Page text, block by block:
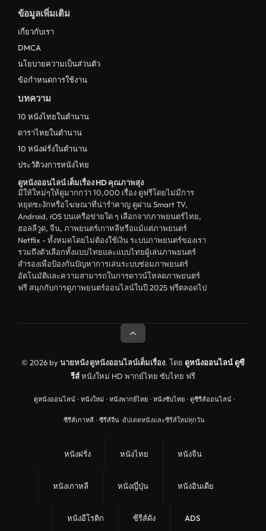
ดูหนังญี่ปุ่น Japan
ดูหนังชีวประวัติ Biography
ดูหนังเกาหลีใต้ South Korea
ระทึกขวัญ
ดูหนังจีน China
unknown
ดูหนังอีโรติก R18+ erotic
บู๊
หนังฝรั่ง
ดูหนังสารคดี Documentary
สยองขวัญ
ดูหนังอินเดีย India
ดูหนังจีนฮ่องกง Hong Kong
ดูหนังฝรั่งเศส France
ดูหนังฝรั่งแคนนาดา Canada
หนังรักโรแมนติก
อาชญากรรม
ดูหนังกีฬา Sport
ข้อมูลเพิ่มเติม
เกี่ยวกับเรา
DMCA
นโยบายความเป็นส่วนตัว
ข้อกำหนดการใช้งาน
บทความ
10 หนังไทยในตำนาน
ดาราไทยในตำนาน
10 หนังฝรั่งในตำนาน
ประวัติวงการหนังไทย
ดูหนังออนไลน์ เต็มเรื่อง HD คุณภาพสุง
มีให้ใหม่ๆให้ดูมากกว่า 10,000 เรื่อง ดูฟรีโดยไม่มีการ
หยุดชะงักหรือโฆษณาที่น่ารำคาญ ดูผ่าน Smart TV,
Android, iOS บนเครือข่ายใด ๆ เลือกจากภาพยนตร์ไทย,
ฮอลลีวูด, จีน, ภาพยนตร์เกาหลีหรือแม้แต่ภาพยนตร์
Netflix - ทั้งหมดโดยไม่ต้องใช้เงิน ระบบภาพยนตร์ของเรา
รวมถึงตัวเลือกทั้งแบบไทยและแบบไทยผู้เล่นภาพยนตร์
สำรองเพื่อป้องกันปัญหาการเล่นระบบซ่อมภาพยนตร์
อัตโนมัติและความสามารถในการดาวน์โหลดภาพยนตร์
ฟรี สนุกกับการดูภาพยนตร์ออนไลน์ในปี 2025 ฟรีตลอดไป
© 2026 byนายหนัง ดูหนังออนไลน์เต็มเรื่อง. โดย ดูหนังออนไลน์ ดูซี
รีส์หนังใหม่ HD พากย์ไทย ซับไทย ฟรี
ดูหนังออนไลน์ · หนังใหม่ · หนังพากย์ไทย · หนังซับไทย · ดูซีรีส์ออนไลน์ ·
ซีรีส์เกาหลี · ซีรีส์จีน ·อัปเดตหนังและซีรีส์ใหม่ทุกวัน
หนังฝรั่ง หนังไทย หนังจีน
หนังเกาหลี หนังญี่ปุ่น หนังอินเดีย
หนังอีโรติก ซีรีส์ดัง ADS